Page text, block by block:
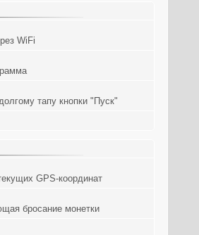
WiFi
тапу кнопки "Пуск"
GPS-координат
бросание монетки